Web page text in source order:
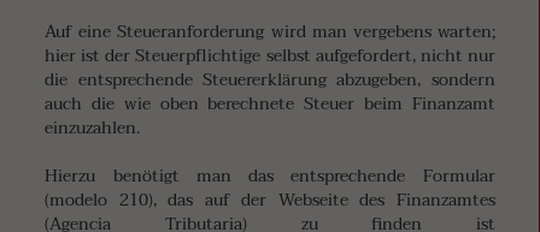
Auf eine Steueranforderung wird man vergebens warten;
hier ist der Steuerpflichtige selbst aufgefordert, nicht nur
die entsprechende Steuererklärung abzugeben, sondern
auch die wie oben berechnete Steuer beim Finanzamt
einzuzahlen.
Hierzu benötigt man das entsprechende Formular
(modelo 210), das auf der Webseite des Finanzamtes
(Agencia Tributaria) zu finden ist